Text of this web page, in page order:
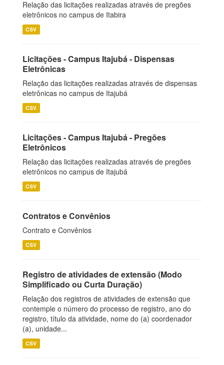
Relação das licitações realizadas através de pregões
eletrônicos no campus de Itabira
CSV
Licitações - Campus Itajubá - Dispensas
Eletrônicas
Relação das licitações realizadas através de dispensas
eletrônicas no campus de Itajubá
CSV
Licitações - Campus Itajubá - Pregões
Eletrônicos
Relação das licitações realizadas através de pregões
eletrônicos no campus de Itajubá
CSV
Contratos e Convênios
Contrato e Convênios
CSV
Registro de atividades de extensão (Modo
Simplificado ou Curta Duração)
Relação dos registros de atividades de extensão que
contemple o número do processo de registro, ano do
registro, título da atividade, nome do (a) coordenador
(a), unidade...
CSV